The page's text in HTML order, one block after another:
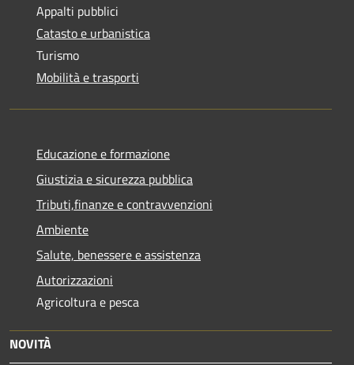
Appalti pubblici
Catasto e urbanistica
Turismo
Mobilità e trasporti
Educazione e formazione
Giustizia e sicurezza pubblica
Tributi,finanze e contravvenzioni
Ambiente
Salute, benessere e assistenza
Autorizzazioni
Agricoltura e pesca
NOVITÀ